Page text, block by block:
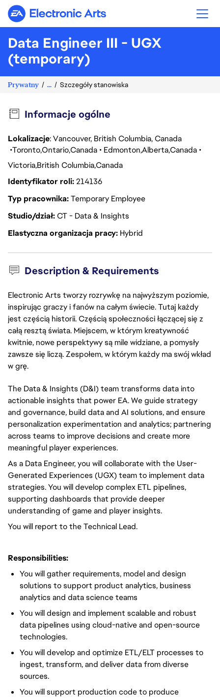
Electronic Arts
Data Engineer III - UGX
(temporary)
Prywatny ... Szczegóły stanowiska
Informacje ogólne
Lokalizacje: Vancouver, British Columbia, Canada
TorontoOntarioCanada EdmontonAlbertaCanada
VictoriaBritish ColumbiaCanada
Identyfikator roli214136
Typ pracownikaTemporary Employee
Studio/działCT - Data & Insights
Elastyczna organizacja pracy Hybrid
Description & Requirements
Electronic Arts tworzy rozrywkę na najwyższym poziomie,
inspirując graczy i fanów na całym świecie. Tutaj każdy
jest częścią historii. Częścią społeczności łączącej się z
całą resztą świata. Miejscem, w którym kreatywność
kwitnie, nowe perspektywy są mile widziane, a pomysły
zawsze się liczą. Zespołem, w którym każdy ma swój wkład
w grę.
The Data & Insights (D&I) team transforms data into
actionableinsights that power EA. We guide strategy
and governance, build data and AI solutions, and ensure
personalization experimentation and analytics; partnering
across teams to improve decisions and create more
meaningful player experiences.
As a Data Engineer,you willcollaborate with the User-
Generated Experiences (UGX) team to implement data
strategies.You willdevelop complex ETL pipelines,
supporting dashboards that provide deeper
understanding of game and player insights.
You will report to theTechnical Lead.
Responsibilities:
You willgather requirements, model and design
solutions to support product analytics, business
analytics and data science teams
You willdesign and implement scalable and robust
data pipelines using cloud-native and open-source
technologies.
You willdevelop and optimize ETL/ELT processes to
ingest, transform, and deliverdata from diverse
sources.
You willsupport production code to produce